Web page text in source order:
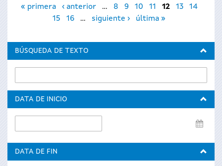
Páginas
« primera ‹ anterior … 8 9 10 11 12 13
14
15
16 … siguiente › última »
BÚSQUEDA DE TEXTO
DATA DE INICIO
de
DATA DE FIN